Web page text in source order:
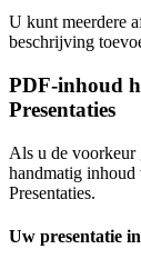
U kunt meerdere
beschrijving
PDF-inhoud
Presentaties
Als u de voorkeur
handmatig inhoud
Presentaties.
Uw presentatie